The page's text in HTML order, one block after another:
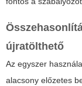
újratölthető
Az egyszer
alacsony előzetes